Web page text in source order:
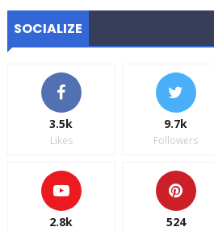
SOCIALIZE
3.5k
Likes
9.7k
Followers
2.8k 524